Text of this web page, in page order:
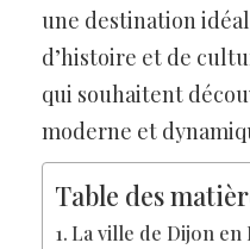
une destination
d’histoire et de
qui souhaitent
moderne et
Table des
La ville de Dijon